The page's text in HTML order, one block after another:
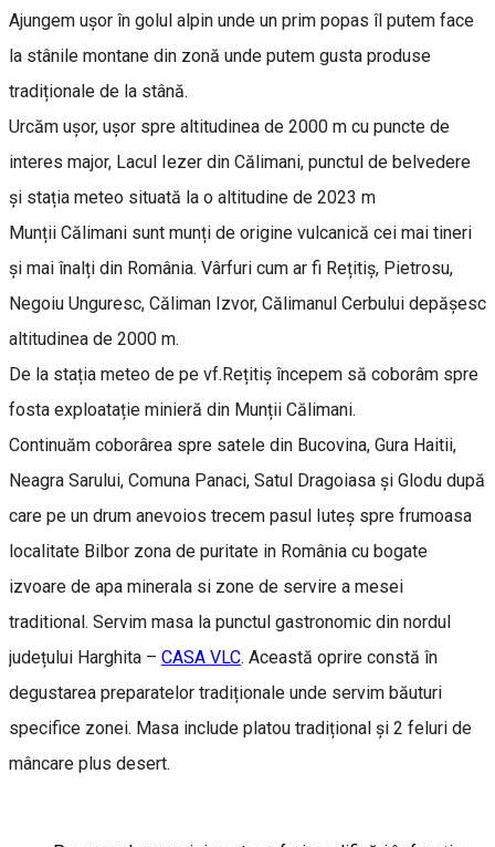
Ajungem ușor în golul alpin unde un prim popas îl putem face
la stânile montane din zonă unde putem gusta produse
tradiționale de la stână.
Urcăm ușor, ușor spre altitudinea de 2000 m cu puncte de
interes major, Lacul Iezer din Călimani, punctul de belvedere
și stația meteo situată la o altitudine de 2023 m
Munții Călimani sunt munți de origine vulcanică cei mai tineri
și mai înalți din România. Vârfuri cum ar fi Rețitiș, Pietrosu,
Negoiu Unguresc, Căliman Izvor, Călimanul Cerbului depășesc
altitudinea de 2000 m.
De la stația meteo de pe vf.Rețitiș începem să coborâm spre
fosta exploatație minieră din Munții Călimani.
Continuăm coborârea spre satele din Bucovina, Gura Haitii,
Neagra Sarului, Comuna Panaci, Satul Dragoiasa și Glodu după
care pe un drum anevoios trecem pasul Iuteș spre frumoasa
localitate Bilbor zona de puritate in România cu bogate
izvoare de apa minerala si zone de servire a mesei
traditional. Servim masa la punctul gastronomic din nordul
județului Harghita – CASA VLC. Această oprire constă în
degustarea preparatelor tradiționale unde servim băuturi
specifice zonei. Masa include platou tradițional și 2 feluri de
mâncare plus desert.